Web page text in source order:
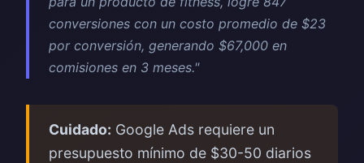
conversiones con un costo promedio de $23
por conversión, generando $67,000 en
comisiones en 3 meses."
Cuidado: Google Ads requiere un
presupuesto mínimo de $30-50 diarios